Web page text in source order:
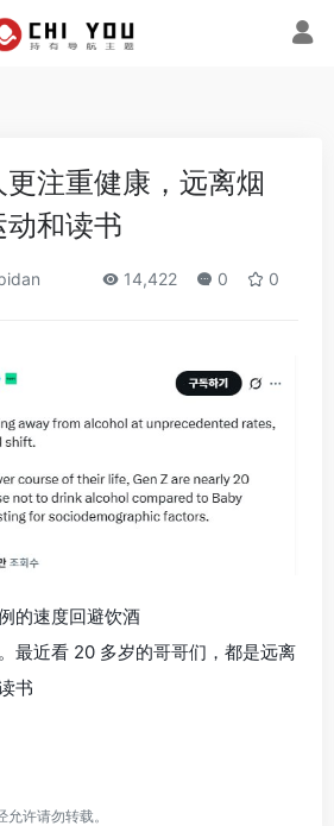
注重健康，远离烟
和读书
14,422 0 0
的速度回避饮酒
最近看 20 多岁的哥哥们，都是远离
书
许请勿转载。